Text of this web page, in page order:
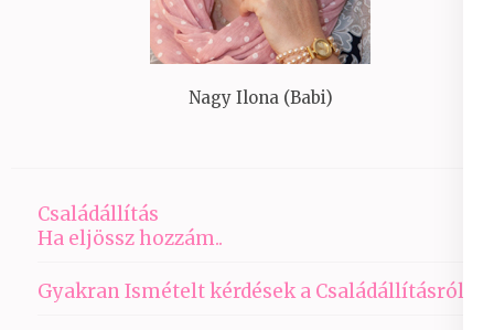
Nagy Ilona (Babi)
Családállítás
Ha eljössz hozzám..
Gyakran Ismételt kérdések a Családállításról